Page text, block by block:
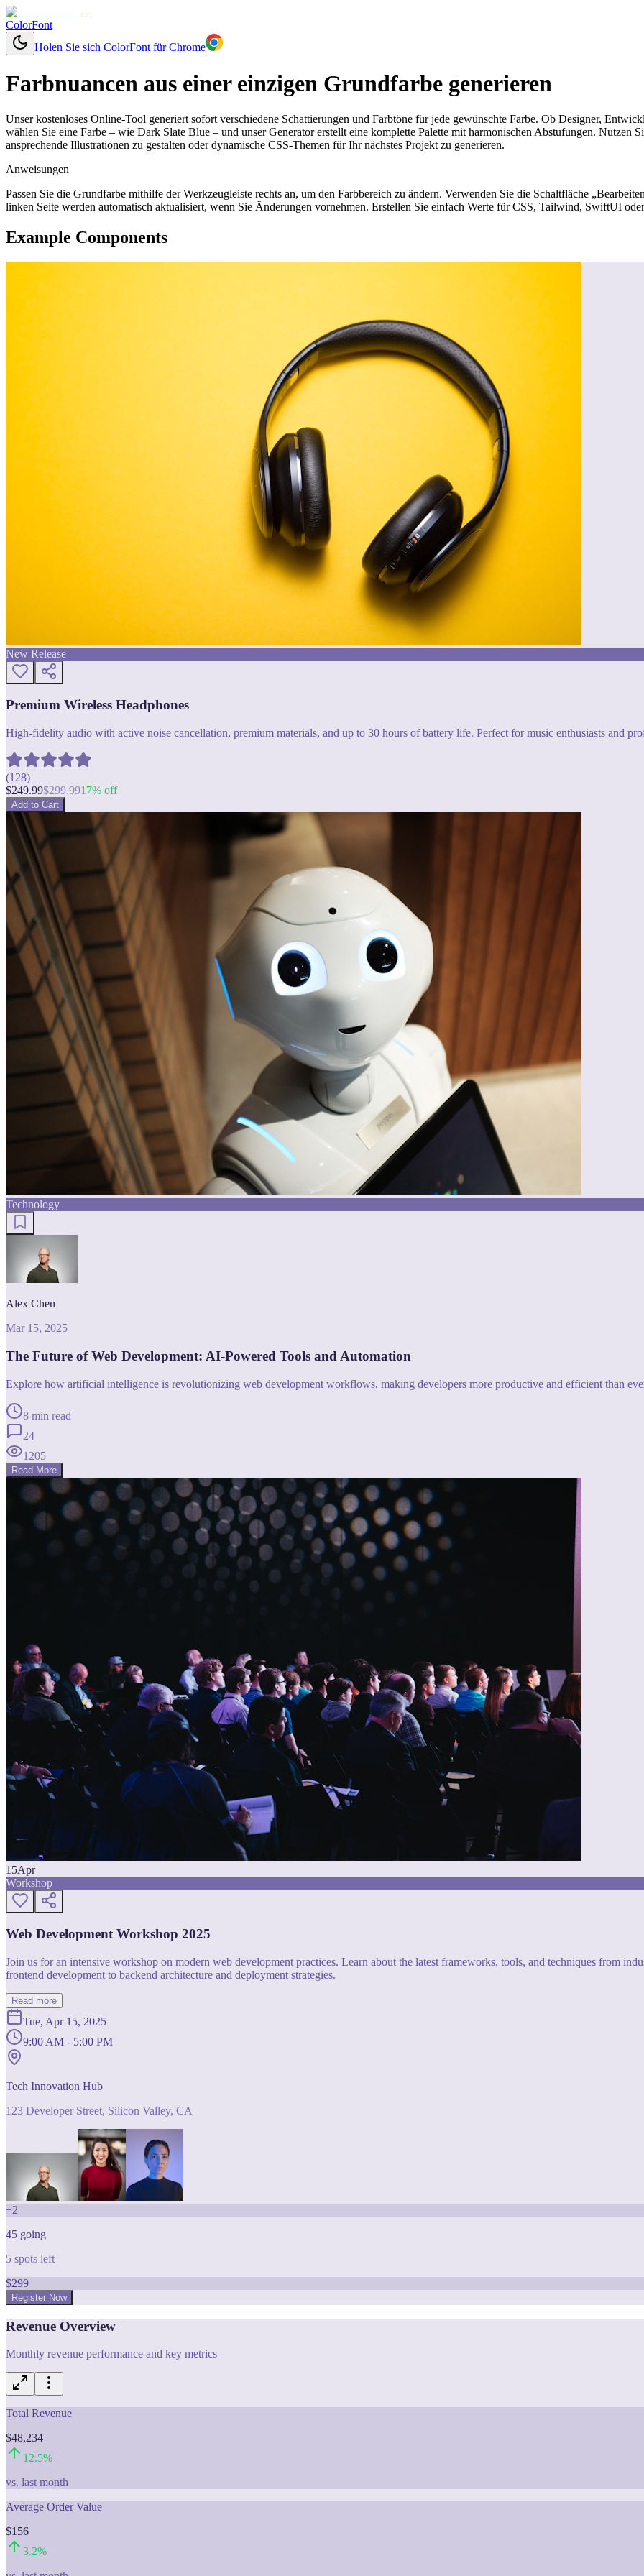
ColorFont
Holen Sie sich ColorFont für Chrome
Farbnuancen aus einer einzigen Grundfarbe generieren
Unser kostenloses Online-Tool generiert sofort verschiedene Schattierungen und Farbtöne für jede gewünschte Farbe. Ob Designer,
wählen Sie eine Farbe – wie Dark Slate Blue – und unser Generator erstellt eine komplette Palette mit harmonischen Abstufungen. Nutzen
ansprechende Illustrationen zu gestalten oder dynamische CSS-Themen für Ihr nächstes Projekt zu generieren.
Anweisungen
Passen Sie die Grundfarbe mithilfe der Werkzeugleiste rechts an, um den Farbbereich zu ändern. Verwenden Sie die Schaltfläche
linken Seite werden automatisch aktualisiert, wenn Sie Änderungen vornehmen. Erstellen Sie einfach Werte für CSS, Tailwind, SwiftUI
Example Components
New Release
Premium Wireless Headphones
High-fidelity audio with active noise cancellation, premium materials, and up to 30 hours of battery life. Perfect for music enthusiasts and
(128)
$249.99$299.9917% off
Add to Cart
Technology
Alex Chen
Mar 15, 2025
The Future of Web Development: AI-Powered Tools and Automation
Explore how artificial intelligence is revolutionizing web development workflows, making developers more productive and efficient than
8 min read
24
1205
Read More
15Apr
Workshop
Web Development Workshop 2025
Join us for an intensive workshop on modern web development practices. Learn about the latest frameworks, tools, and techniques from
frontend development to backend architecture and deployment strategies.
Read more
Tue, Apr 15, 2025
9:00 AM - 5:00 PM
Tech Innovation Hub
123 Developer Street, Silicon Valley, CA
+2
45 going
5 spots left
$299
Register Now
Revenue Overview
Monthly revenue performance and key metrics
Total Revenue
$48,234
12.5%
vs. last month
Average Order Value
$156
3.2%